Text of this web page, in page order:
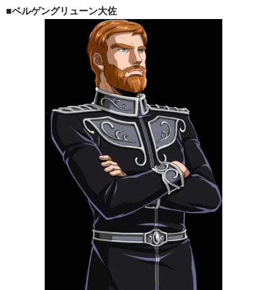
■ベルゲングリューン大佐